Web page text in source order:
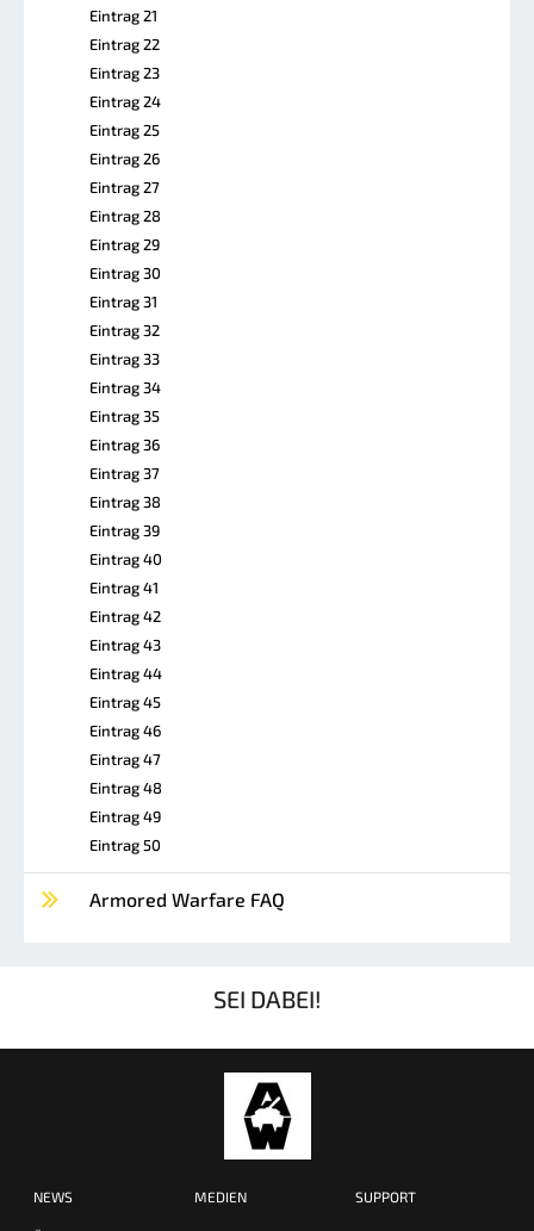
Eintrag 21
Eintrag 22
Eintrag 23
Eintrag 24
Eintrag 25
Eintrag 26
Eintrag 27
Eintrag 28
Eintrag 29
Eintrag 30
Eintrag 31
Eintrag 32
Eintrag 33
Eintrag 34
Eintrag 35
Eintrag 36
Eintrag 37
Eintrag 38
Eintrag 39
Eintrag 40
Eintrag 41
Eintrag 42
Eintrag 43
Eintrag 44
Eintrag 45
Eintrag 46
Eintrag 47
Eintrag 48
Eintrag 49
Eintrag 50
Armored Warfare FAQ
SEI DABEI!
NEWS MEDIEN SUPPORT